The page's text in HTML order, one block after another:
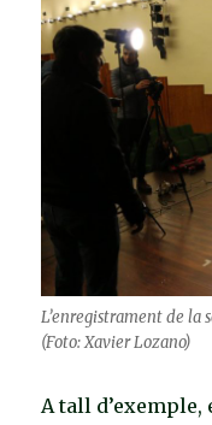
L’enregistrament de la
(Foto: Xavier Lozano)
A tall